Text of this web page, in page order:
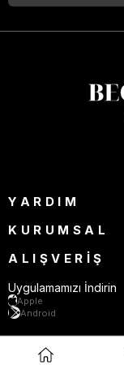
YARDIM
KURUMSAL
ALIŞVERİŞ
Uygulamamızı İndirin
Apple
Android